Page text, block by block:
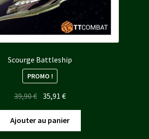
Scourge Battleship
PROMO !
39,90€ Le
initial
était :
35,91€Le
actuel
est :
Ajouter au panier